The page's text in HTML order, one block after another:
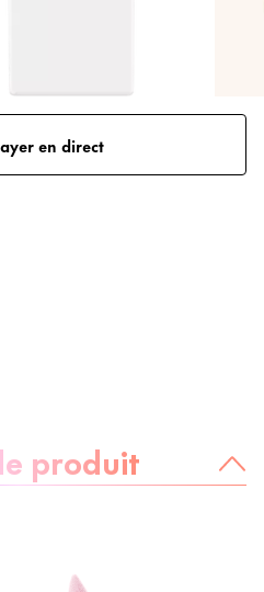
en direct
produit